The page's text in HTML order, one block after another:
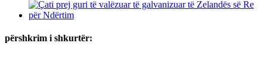
përshkrim i shkurtër: